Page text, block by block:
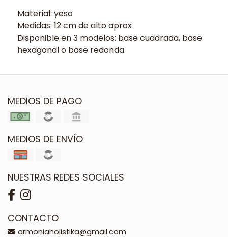
Material: yeso
Medidas: 12 cm de alto aprox
Disponible en 3 modelos: base cuadrada, base
hexagonal o base redonda.
MEDIOS DE PAGO
MEDIOS DE ENVÍO
NUESTRAS REDES SOCIALES
CONTACTO
armoniaholistika@gmail.com